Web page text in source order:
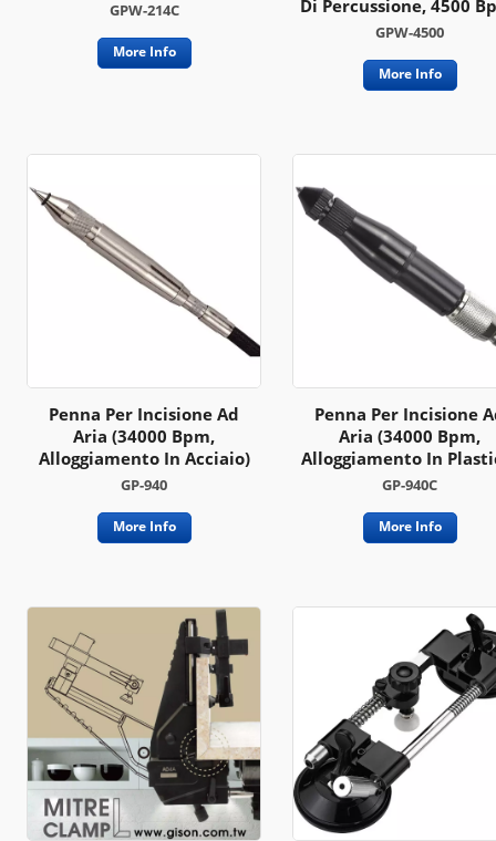
GPW-214C
More Info
Di Percussione, 4500
GPW-4500
More Info
Penna Per Incisione Ad
Aria (34000 Bpm,
Alloggiamento In Acciaio)
GP-940
More Info
Penna Per Incisione
Aria (34000 Bpm,
Alloggiamento In
GP-940C
More Info